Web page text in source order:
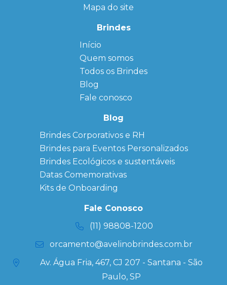
Mapa do site
Brindes
Início
Quem somos
← Back
FAQ
Sitemap
Todos os Brindes
← Back
Agendas
Personalizadas
Personalizado
personalizados
Brindes
Corporativos
Copos Térmicos
Personalizados
Datas Especiais
Ecobag
Personalizada
Kits
Blog
Fale conosco
Blog
Brindes Corporativos e RH
Brindes para Eventos Personalizados
Brindes Ecológicos e sustentáveis
Datas Comemorativas
Kits de Onboarding
Fale Conosco
(11) 98808-1200
orcamento@avelinobrindes.com.br
Av. Água Fria, 467, CJ 207 - Santana - São
Paulo, SP